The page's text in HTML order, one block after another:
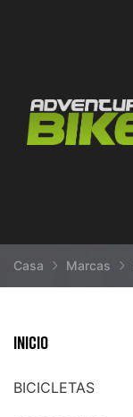
Casa Marcas
Inicio
BICICLETAS